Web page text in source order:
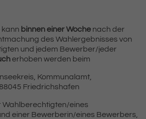
kann binnen einer Woche nach der
des Wahlergebnisses von
und jedem Bewerber/jeder
erhoben werden beim
Kommunalamt,
Friedrichshafen
Wahlberechtigten/eines
einer Bewerberin/eines Bewerbers,